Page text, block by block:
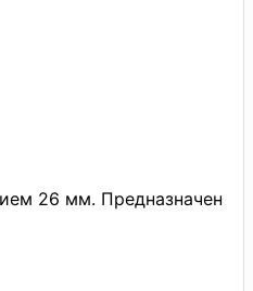
26 мм. Предназначен